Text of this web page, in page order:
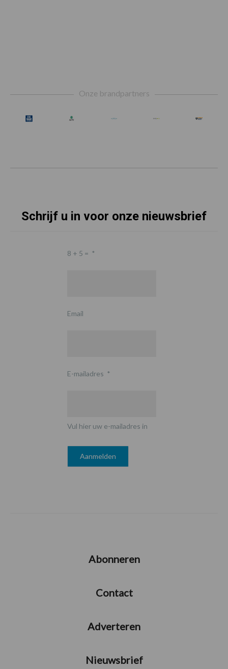
Onze brandpartners
Schrijf u in voor onze nieuwsbrief
8 + 5 = *
Email
E-mailadres *
Vul hier uw e-mailadres in
Abonneren
Contact
Adverteren
Nieuwsbrief